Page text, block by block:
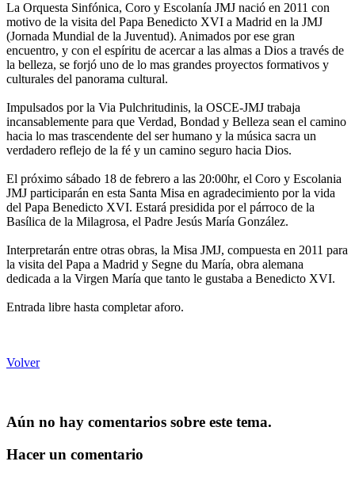
La Orquesta Sinfónica, Coro y Escolanía JMJ nació en 2011 con
motivo de la visita del Papa Benedicto XVI a Madrid en la JMJ
(Jornada Mundial de la Juventud). Animados por ese gran
encuentro, y con el espíritu de acercar a las almas a Dios a través de
la belleza, se forjó uno de lo mas grandes proyectos formativos y
culturales del panorama cultural.
Impulsados por la Via Pulchritudinis, la OSCE-JMJ trabaja
incansablemente para que Verdad, Bondad y Belleza sean el camino
hacia lo mas trascendente del ser humano y la música sacra un
verdadero reflejo de la fé y un camino seguro hacia Dios.
El próximo sábado 18 de febrero a las 20:00hr, el Coro y Escolania
JMJ participarán en esta Santa Misa en agradecimiento por la vida
del Papa Benedicto XVI. Estará presidida por el párroco de la
Basílica de la Milagrosa, el Padre Jesús María González.
Interpretarán entre otras obras, la Misa JMJ, compuesta en 2011 para
la visita del Papa a Madrid y Segne du María, obra alemana
dedicada a la Virgen María que tanto le gustaba a Benedicto XVI.
Entrada libre hasta completar aforo.
Volver
Aún no hay comentarios sobre este tema.
Hacer un comentario